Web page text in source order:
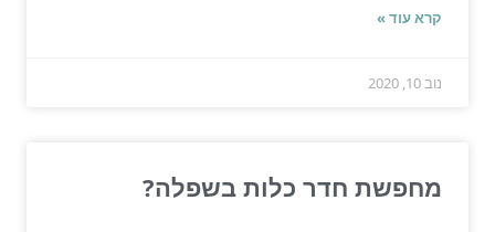
קרא עוד »
נוב 10, 2020
מחפשת חדר כלות בשפלה?